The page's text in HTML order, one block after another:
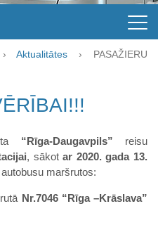
Aktualitātes › PASAŽIERU
“Rīga-Daugavpils” reisu
, sākotar 2020. gada 13.
maršrutos:
Nr.7046 “Rīga –Krāslava”